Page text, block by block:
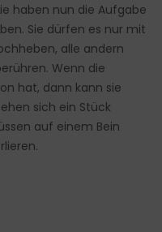
haben nun die Aufgabe
Sie dürfen es nur mit
alle andern
Wenn die
hat, dann kann sie
sich ein Stück
auf einem Bein